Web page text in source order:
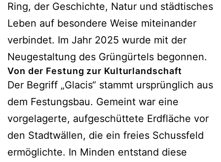
Ring, der Geschichte, Natur und städtisches
Leben auf besondere Weise miteinander
verbindet. Im Jahr 2025 wurde mit der
Neugestaltung des Grüngürtels begonnen.
Von der Festung zur Kulturlandschaft
Der Begriff „Glacis“ stammt ursprünglich aus
dem Festungsbau. Gemeint war eine
vorgelagerte, aufgeschüttete Erdfläche vor
den Stadtwällen, die ein freies Schussfeld
ermöglichte. In Minden entstand diese